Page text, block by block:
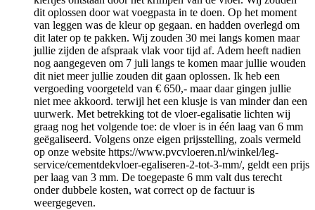
dit oplossen door wat voegpasta in te doen. Op het moment
van leggen was de kleur op gegaan. en hadden overlegd om
dit later op te pakken. Wij zouden 30 mei langs komen maar
jullie zijden de afspraak vlak voor tijd af. Adem heeft nadien
nog aangegeven om 7 juli langs te komen maar jullie wouden
dit niet meer jullie zouden dit gaan oplossen. Ik heb een
vergoeding voorgeteld van € 650,- maar daar gingen jullie
niet mee akkoord. terwijl het een klusje is van minder dan een
uurwerk. Met betrekking tot de vloer-egalisatie lichten wij
graag nog het volgende toe: de vloer is in één laag van 6 mm
geëgaliseerd. Volgens onze eigen prijsstelling, zoals vermeld
op onze website https://www.pvcvloeren.nl/winkel/leg-
service/cementdekvloer-egaliseren-2-tot-3-mm/, geldt een prijs
per laag van 3 mm. De toegepaste 6 mm valt dus terecht
onder dubbele kosten, wat correct op de factuur is
weergegeven.